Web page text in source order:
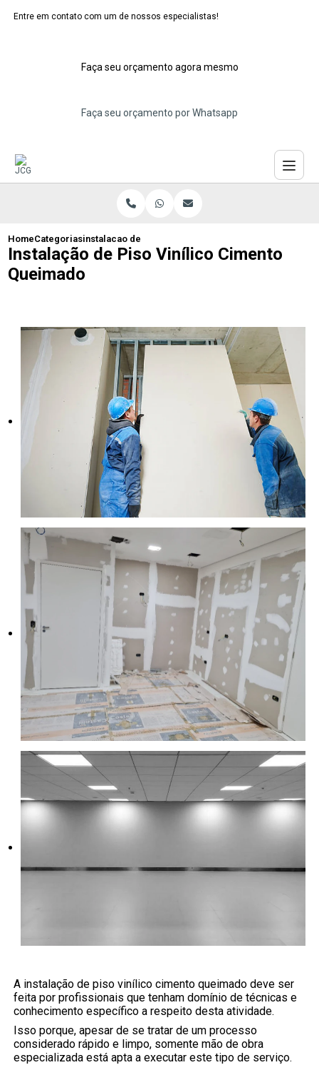
Entre em contato com um de nossos especialistas!
Faça seu orçamento agora mesmo
Faça seu orçamento por Whatsapp
HomeCategoriasinstalacao de piso vinilico cimento queimado
Instalação de Piso Vinílico Cimento
Queimado
A instalação de piso vinílico cimento queimado deve ser
feita por profissionais que tenham domínio de técnicas e
conhecimento específico a respeito desta atividade.
Isso porque, apesar de se tratar de um processo
considerado rápido e limpo, somente mão de obra
especializada está apta a executar este tipo de serviço.